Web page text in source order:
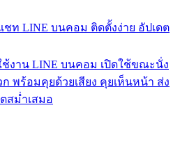
ชท LINE บนคอม ติดตั้งง่าย อัปเดต
ช้งาน LINE บนคอม เปิดใช้ขณะนั่ง
พร้อมคุยด้วยเสียง คุยเห็นหน้า ส่ง
สม่ำเสมอ